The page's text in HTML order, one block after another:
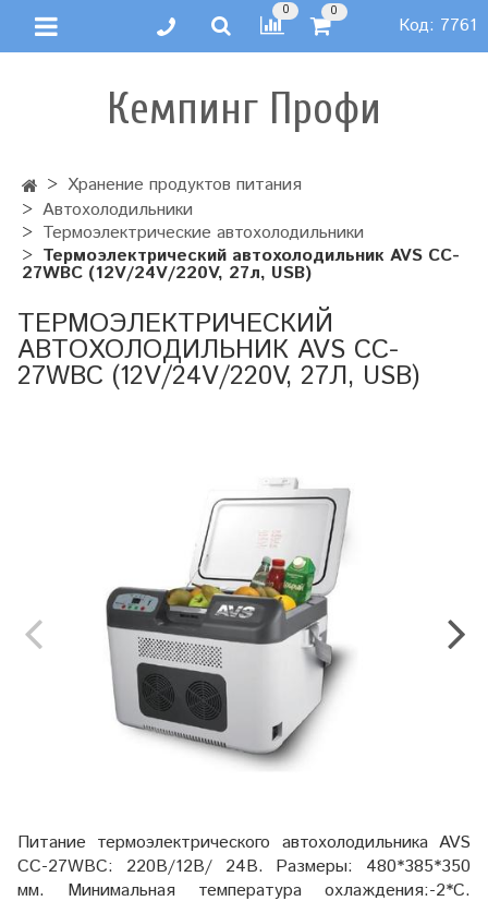
0 0
Код: 7761
Кемпинг Профи
Хранение продуктов питания
Автохолодильники
Термоэлектрические автохолодильники
Термоэлектрический автохолодильник AVS CC-
27WBC (12V/24V/220V, 27л, USB)
ТЕРМОЭЛЕКТРИЧЕСКИЙ
АВТОХОЛОДИЛЬНИК AVS CC-
27WBC (12V/24V/220V, 27Л, USB)
Питание термоэлектрического автохолодильника AVS
CC-27WBC: 220В/12В/ 24В. Размеры: 480*385*350
мм. Минимальная температура охлаждения:-2*С.